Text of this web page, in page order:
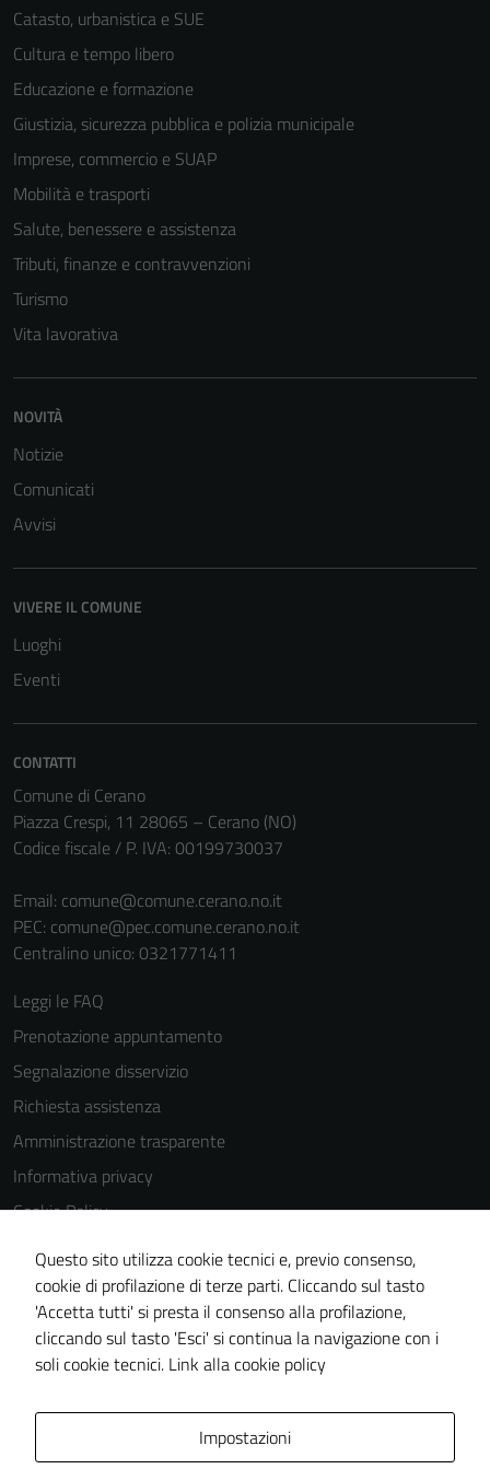
Catasto, urbanistica e SUE
Cultura e tempo libero
Educazione e formazione
Giustizia, sicurezza pubblica e polizia municipale
Imprese, commercio e SUAP
Mobilità e trasporti
Salute, benessere e assistenza
Tributi, finanze e contravvenzioni
Turismo
Vita lavorativa
NOVITÀ
Notizie
Comunicati
Avvisi
VIVERE IL COMUNE
Luoghi
Eventi
CONTATTI
Comune di Cerano
Piazza Crespi, 11 28065 – Cerano (NO)
Codice fiscale / P. IVA: 00199730037
Email: comune@comune.cerano.no.it
PEC: comune@pec.comune.cerano.no.it
Centralino unico: 0321771411
Leggi le FAQ
Prenotazione appuntamento
Segnalazione disservizio
Richiesta assistenza
Amministrazione trasparente
Informativa privacy
Cookie Policy
Note legali
Dichiarazione di accessibilità
Piano di miglioramento del sito
Meccanismo di feedback
Questo sito utilizza cookie tecnici e, previo consenso,
cookie di profilazione di terze parti. Cliccando sul tasto
'Accetta tutti' si presta il consenso alla profilazione,
cliccando sul tasto 'Esci' si continua la navigazione con i
soli cookie tecnici. Link alla cookie policy
Impostazioni
essere
disabilitati.
Questi cookie
non raccolgono
informazioni